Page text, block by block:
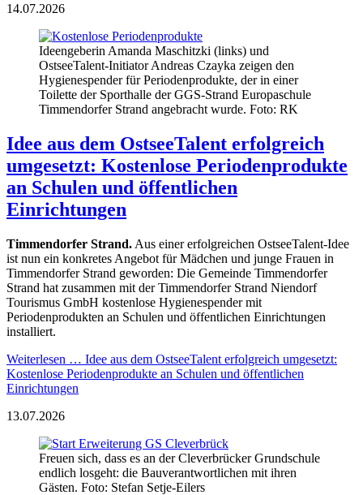
14.07.2026
Ideengeberin Amanda Maschitzki (links) und
OstseeTalent-Initiator Andreas Czayka zeigen den
Hygienespender für Periodenprodukte, der in einer
Toilette der Sporthalle der GGS-Strand Europaschule
Timmendorfer Strand angebracht wurde. Foto: RK
Idee aus dem OstseeTalent erfolgreich
umgesetzt: Kostenlose Periodenprodukte
an Schulen und öffentlichen
Einrichtungen
Timmendorfer Strand. Aus einer erfolgreichen OstseeTalent-Idee
ist nun ein konkretes Angebot für Mädchen und junge Frauen in
Timmendorfer Strand geworden: Die Gemeinde Timmendorfer
Strand hat zusammen mit der Timmendorfer Strand Niendorf
Tourismus GmbH kostenlose Hygienespender mit
Periodenprodukten an Schulen und öffentlichen Einrichtungen
installiert.
Weiterlesen … Idee aus dem OstseeTalent erfolgreich umgesetzt:
Kostenlose Periodenprodukte an Schulen und öffentlichen
Einrichtungen
13.07.2026
Freuen sich, dass es an der Cleverbrücker Grundschule
endlich losgeht: die Bauverantwortlichen mit ihren
Gästen. Foto: Stefan Setje-Eilers